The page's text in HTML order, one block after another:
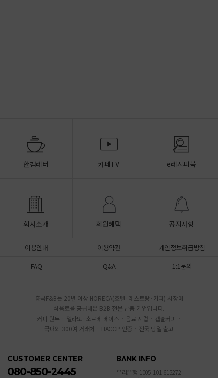
한컵레터 카페TV e레시피북
회사소개 회원혜택 공지사항
이용안내 이용약관
개인정보취급방침
FAQ
Q&A 1:1문의
흥국F&B는 20년 이상 HORECA(호텔·레스토랑·카페) 시장에
식음료를 공급해온 B2B 전문 납품 기업입니다.
커피 원두 · 젤라또·소르베 베이스 · 음료 시럽 · 캡슐커피 ·
국내외 300여 거래처 · HACCP 인증 · 전국 당일 출고
CUSTOMER CENTER
080-850-2445
BANK INFO
우리은행 1005-101-615272